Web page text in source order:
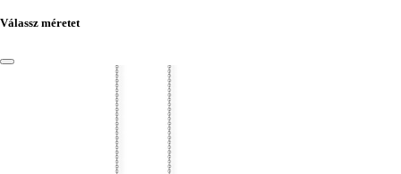
Válassz méretet